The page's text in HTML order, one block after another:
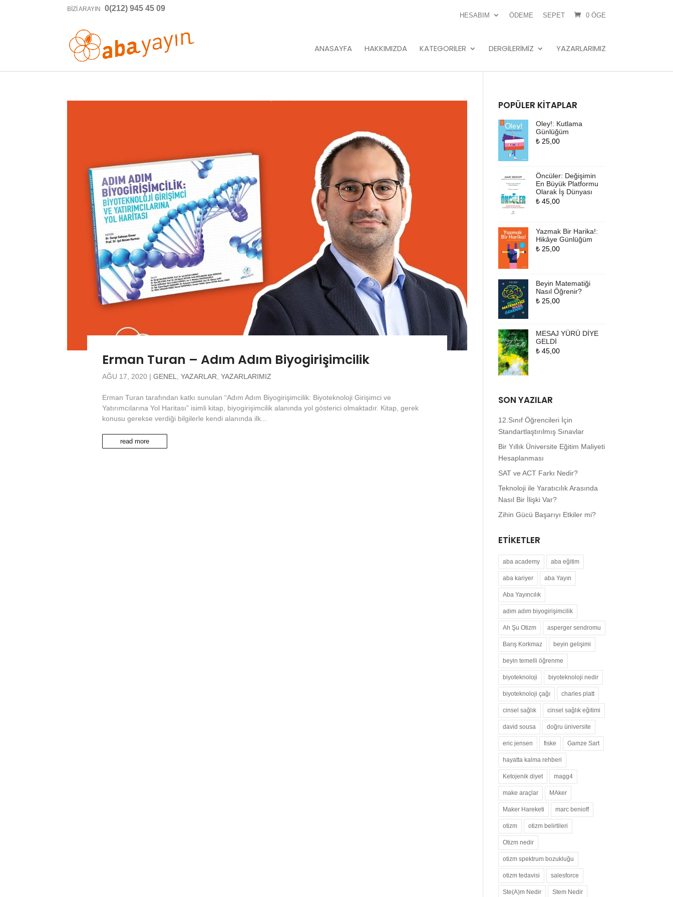
BIZI ARAYIN 0(212) 945 45 09
HESABIM ÖDEME SEPET 0 ÖGE
ANASAYFA HAKKIMIZDA KATEGORILER DERGILERIMIZ YAZARLARIMIZ
Erman Turan – Adım Adım Biyogirişimcilik
AĞU 17, 2020 |GENEL ,YAZARLAR ,YAZARLARIMIZ
Erman Turan tarafından katkı sunulan “Adım Adım Biyogirişimcilik: Biyoteknoloji Girişimci ve
Yatırımcılarına Yol Haritası” isimli kitap, biyogirişimcilik alanında yol gösterici olmaktadır. Kitap, gerek
konusu gerekse verdiği bilgilerle kendi alanında ilk...
read more
POPÜLER KITAPLAR
Oley!: Kutlama
Günlüğüm
₺25,00
Öncüler: Değişimin
En Büyük Platformu
Olarak İş Dünyası
₺45,00
Yazmak Bir Harika!:
Hikâye Günlüğüm
₺25,00
Beyin Matematiği
Nasıl Öğrenir?
₺25,00
MESAJ YÜRÜ DİYE
GELDİ
₺45,00
SON YAZILAR
12.Sınıf Öğrencileri İçin
Standartlaştırılmış Sınavlar
Bir Yıllık Üniversite Eğitim Maliyeti
Hesaplanması
SAT ve ACT Farkı Nedir?
Teknoloji ile Yaratıcılık Arasında
Nasıl Bir İlişki Var?
Zihin Gücü Başarıyı Etkiler mi?
ETIKETLER
aba academy aba eğitim
aba kariyer aba Yayın
Aba Yayıncılık
adım adım biyogirişimcilik
Ah Şu Otizm asperger sendromu
Barış Korkmaz beyin gelişimi
beyin temelli öğrenme
biyoteknoloji biyoteknoloji nedir
biyoteknoloji çağı charles platt
cinsel sağlık cinsel sağlık eğitimi
david sousa doğru üniversite
eric jensen fiske Gamze Sart
hayatta kalma rehberi
Ketojenik diyet magg4
make araçlar MAker
Maker Hareketi marc benioff
otizm otizm belirtileri
Otizm nedir
otizm spektrum bozukluğu
otizm tedavisi salesforce
Ste(A)m Nedir Stem Nedir